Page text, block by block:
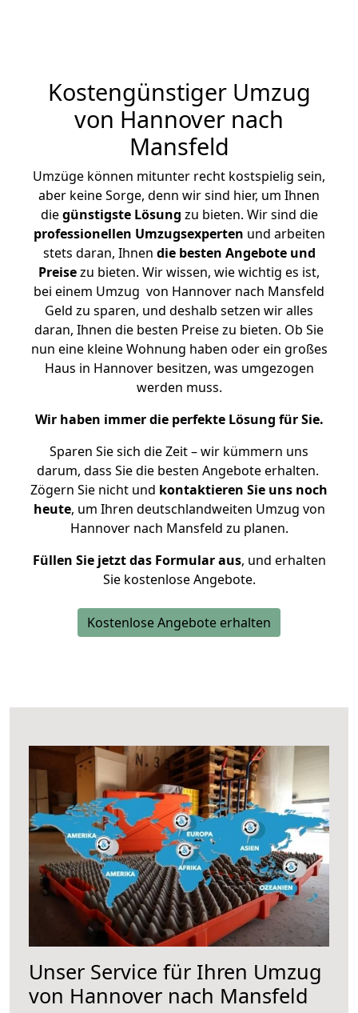
Kostengünstiger Umzug
von Hannover nach
Mansfeld
Umzüge können mitunter recht kostspielig sein,
aber keine Sorge, denn wir sind hier, um Ihnen
diegünstigste Lösung zu bieten. Wir sind die
professionellen Umzugsexperten und arbeiten
stets daran, Ihnen die besten Angebote und
Preisezu bieten. Wir wissen, wie wichtig es ist,
bei einem Umzug von Hannover nach Mansfeld
Geld zu sparen, und deshalb setzen wir alles
daran, Ihnen die besten Preise zu bieten. Ob Sie
nun eine kleine Wohnung haben oder ein großes
Haus in Hannover besitzen, was umgezogen
werden muss.
Wir haben immer die perfekte Lösung für Sie.
Sparen Sie sich die Zeit – wir kümmern uns
darum, dass Sie die besten Angebote erhalten.
Zögern Sie nicht und kontaktieren Sie uns noch
heute, um Ihren deutschlandweiten Umzug von
Hannover nach Mansfeld zu planen.
Füllen Sie jetzt das Formular aus, und erhalten
Sie kostenlose Angebote.
Kostenlose Angebote erhalten
Unser Service für Ihren Umzug
von Hannover nach Mansfeld